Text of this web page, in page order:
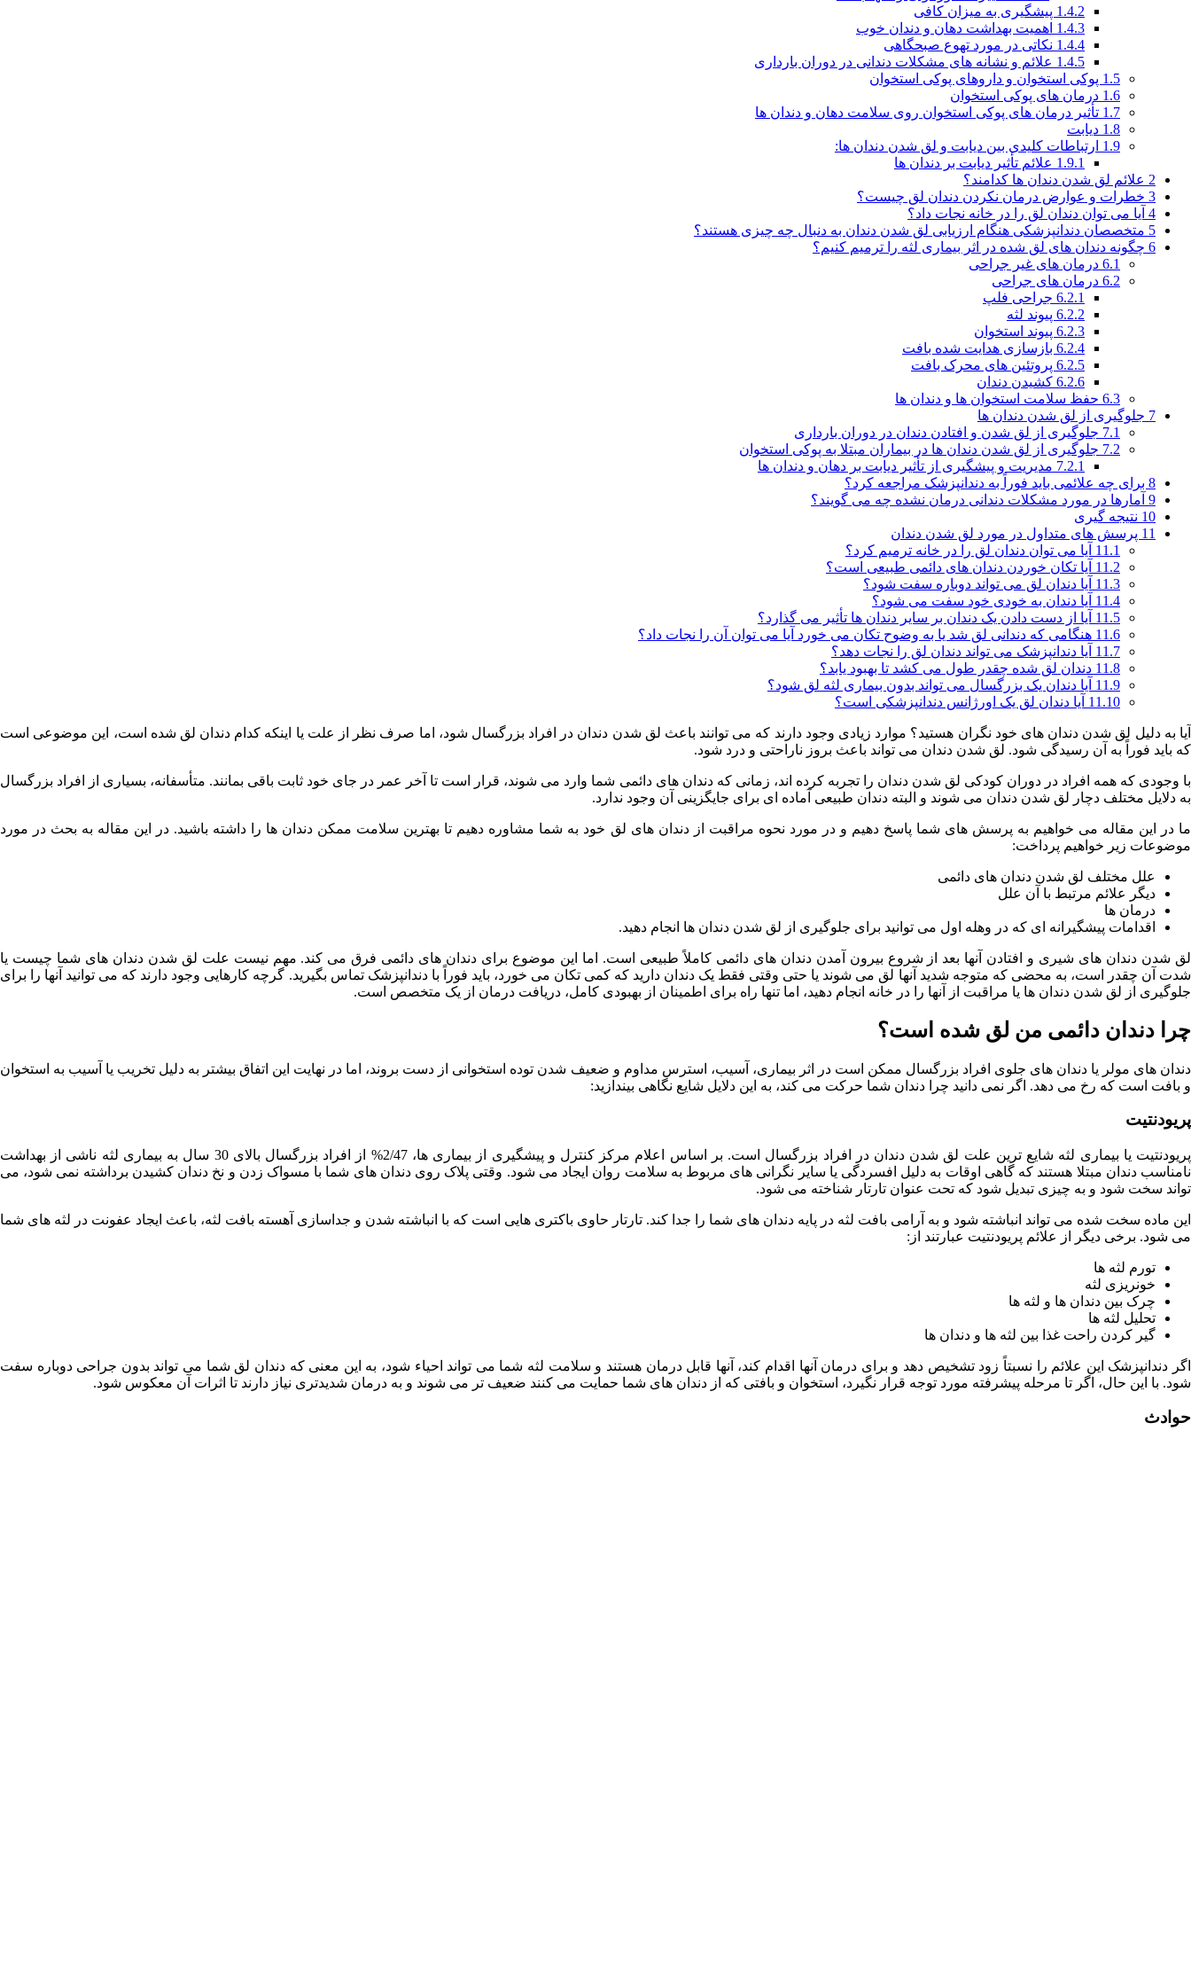
1.4.2 پیشگیری به میزان کافی
1.4.3 اهمیت بهداشت دهان و دندان خوب
1.4.4 نکاتی در مورد تهوع صبحگاهی
1.4.5 علائم و نشانه های مشکلات دندانی در دوران بارداری
1.5 پوکی استخوان و داروهای پوکی استخوان
1.6 درمان های پوکی استخوان
1.7 تأثیر درمان های پوکی استخوان روی سلامت دهان و دندان ها
1.8 دیابت
1.9 ارتباطات کلیدی بین دیابت و لق شدن دندان ها:
1.9.1 علائم تأثیر دیابت بر دندان ها
2 علائم لق شدن دندان ها کدامند؟
3 خطرات و عوارض درمان نکردن دندان لق چیست؟
4 آیا می توان دندان لق را در خانه نجات داد؟
5 متخصصان دندانپزشکی هنگام ارزیابی لق شدن دندان به دنبال چه چیزی هستند؟
6 چگونه دندان های لق شده در اثر بیماری لثه را ترمیم کنیم؟
6.1 درمان های غیر جراحی
6.2 درمان های جراحی
6.2.1 جراحی فلپ
6.2.2 پیوند لثه
6.2.3 پیوند استخوان
6.2.4 بازسازی هدایت شده بافت
6.2.5 پروتئین های محرک بافت
6.2.6 کشیدن دندان
6.3 حفظ سلامت استخوان ها و دندان ها
7 جلوگیری از لق شدن دندان ها
7.1 جلوگیری از لق شدن و افتادن دندان در دوران بارداری
7.2 جلوگیری از لق شدن دندان ها در بیماران مبتلا به پوکی استخوان
7.2.1 مدیریت و پیشگیری از تأثیر دیابت بر دهان و دندان ها
8 برای چه علائمی باید فوراً به دندانپزشک مراجعه کرد؟
9 آمارها در مورد مشکلات دندانی درمان نشده چه می گویند؟
10 نتیجه گیری
11 پرسش های متداول در مورد لق شدن دندان
11.1 آیا می توان دندان لق را در خانه ترمیم کرد؟
11.2 آیا تکان خوردن دندان های دائمی طبیعی است؟
11.3 آیا دندان لق می تواند دوباره سفت شود؟
11.4 آیا دندان به خودی خود سفت می شود؟
11.5 آیا از دست دادن یک دندان بر سایر دندان ها تأثیر می گذارد؟
11.6 هنگامی که دندانی لق شد یا به وضوح تکان می خورد آیا می توان آن را نجات داد؟
11.7 آیا دندانپزشک می تواند دندان لق را نجات دهد؟
11.8 دندان لق شده چقدر طول می کشد تا بهبود یابد؟
11.9 آیا دندان یک بزرگسال می تواند بدون بیماری لثه لق شود؟
11.10 آیا دندان لق یک اورژانس دندانپزشکی است؟
آیا به دلیل لق شدن دندان های خود نگران هستید؟ موارد زیادی وجود دارند که می توانند باعث لق شدن دندان در افراد بزرگسال شود، اما صرف نظر از علت یا اینکه کدام دندان لق شده است، این موضوعی است
که باید فوراً به آن رسیدگی شود. لق شدن دندان می تواند باعث بروز ناراحتی و درد شود.
با وجودی که همه افراد در دوران کودکی لق شدن دندان را تجربه کرده اند، زمانی که دندان های دائمی شما وارد می شوند، قرار است تا آخر عمر در جای خود ثابت باقی بمانند. متأسفانه، بسیاری از افراد بزرگسال
به دلایل مختلف دچار لق شدن دندان می شوند و البته دندان طبیعی آماده ای برای جایگزینی آن وجود ندارد.
ما در این مقاله می خواهیم به پرسش های شما پاسخ دهیم و در مورد نحوه مراقبت از دندان های لق خود به شما مشاوره دهیم تا بهترین سلامت ممکن دندان ها را داشته باشید. در این مقاله به بحث در مورد
موضوعات زیر خواهیم پرداخت:
علل مختلف لق شدن دندان های دائمی
دیگر علائم مرتبط با آن علل
درمان ها
اقدامات پیشگیرانه ای که در وهله اول می توانید برای جلوگیری از لق شدن دندان ها انجام دهید.
لق شدن دندان های شیری و افتادن آنها بعد از شروع بیرون آمدن دندان های دائمی کاملاً طبیعی است. اما این موضوع برای دندان های دائمی فرق می کند. مهم نیست علت لق شدن دندان های شما چیست یا
شدت آن چقدر است، به محضی که متوجه شدید آنها لق می شوند یا حتی وقتی فقط یک دندان دارید که کمی تکان می خورد، باید فوراً با دندانپزشک تماس بگیرید. گرچه کارهایی وجود دارند که می توانید آنها را برای
جلوگیری از لق شدن دندان ها یا مراقبت از آنها را در خانه انجام دهید، اما تنها راه برای اطمینان از بهبودی کامل، دریافت درمان از یک متخصص است.
چرا دندان دائمی من لق شده است؟
دندان های مولر یا دندان های جلوی افراد بزرگسال ممکن است در اثر بیماری، آسیب، استرس مداوم و ضعیف شدن توده استخوانی از دست بروند، اما در نهایت این اتفاق بیشتر به دلیل تخریب یا آسیب به استخوان
و بافت است که رخ می دهد. اگر نمی دانید چرا دندان شما حرکت می کند، به این دلایل شایع نگاهی بیندازید:
پریودنتیت
پریودنتیت یا بیماری لثه شایع ترین علت لق شدن دندان در افراد بزرگسال است. بر اساس اعلام مرکز کنترل و پیشگیری از بیماری ها، 2/47% از افراد بزرگسال بالای 30 سال به بیماری لثه ناشی از بهداشت
نامناسب دندان مبتلا هستند که گاهی اوقات به دلیل افسردگی یا سایر نگرانی های مربوط به سلامت روان ایجاد می شود. وقتی پلاک روی دندان های شما با مسواک زدن و نخ دندان کشیدن برداشته نمی شود، می
تواند سخت شود و به چیزی تبدیل شود که تحت عنوان تارتار شناخته می شود.
این ماده سخت شده می تواند انباشته شود و به آرامی بافت لثه در پایه دندان های شما را جدا کند. تارتار حاوی باکتری هایی است که با انباشته شدن و جداسازی آهسته بافت لثه، باعث ایجاد عفونت در لثه های شما
می شود. برخی دیگر از علائم پریودنتیت عبارتند از:
تورم لثه ها
خونریزی لثه
چرک بین دندان ها و لثه ها
تحلیل لثه ها
گیر کردن راحت غذا بین لثه ها و دندان ها
اگر دندانپزشک این علائم را نسبتاً زود تشخیص دهد و برای درمان آنها اقدام کند، آنها قابل درمان هستند و سلامت لثه شما می تواند احیاء شود، به این معنی که دندان لق شما می تواند بدون جراحی دوباره سفت
شود. با این حال، اگر تا مرحله پیشرفته مورد توجه قرار نگیرد، استخوان و بافتی که از دندان های شما حمایت می کنند ضعیف تر می شوند و به درمان شدیدتری نیاز دارند تا اثرات آن معکوس شود.
حوادث